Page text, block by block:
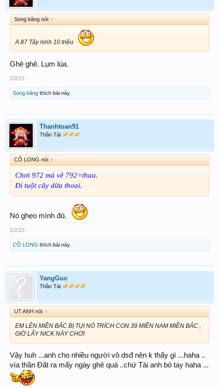
Song băng nói: ↑
A 87 Tây ninh 10 triệu
Ghê ghê. Lụm lúa.
2/2/23
Song băng thích bài này.
Thanhtuan91
Thần Tài
CÔ LONG nói: ↑
Chơi 972 mà về 792=thua.
Đi tuột cây dừa thoai.
Nó ghẹo mình đó.
2/2/23
CÔ LONG thích bài này.
YangGuo
Thần Tài
UT ANH nói: ↑
EM LÊN MIỀN BẮC BỊ TỤI NÓ TRÍCH CON 39 MIỀN NAM MIỀN BẮC ,
GIỜ LẤY NICK NÀY CHƠI
Vậy huh ...anh cho nhiều người vô dsđ nên k thấy gì ...haha ..
vía thần Đất ra mấy ngày ghê quá ..chứ Tài anh bó tay haha ...